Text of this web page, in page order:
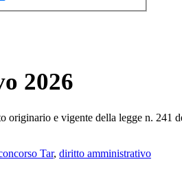
2026
e vigente della legge n. 241
Tar, diritto amministrativo